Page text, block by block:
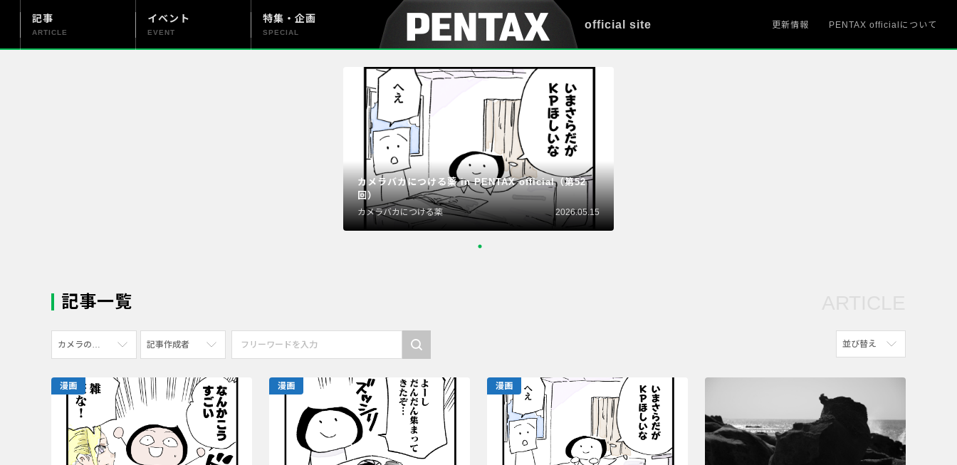
official site
記事
ARTICLE
イベント
EVENT
特集・企画
SPECIAL
更新情報 PENTAX officialについて
カメラバカにつける薬 in PENTAX official（第52
回）
カメラバカにつける薬 2026.05.15
記事一覧
カメラの機種
PENTAX K-70
PENTAX KF
PENTAX K-1
記事作成者
写真家
社員
漫画家
並び替え
参考にした人の多い順
アクセスが多い順
漫画 漫画 漫画